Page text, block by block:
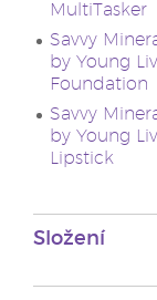
MultiTasker
Savvy
by Young
Foundation
Savvy
by Young
Lipstick
Složení